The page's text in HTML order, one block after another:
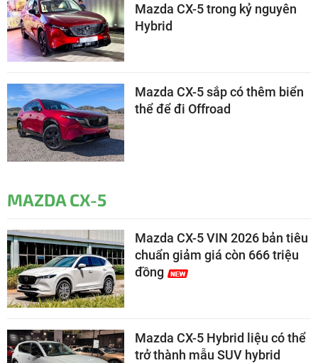
Mazda CX-5 trong kỷ nguyên
Hybrid
Mazda CX-5 sắp có thêm biển
thể để đi Offroad
MAZDA CX-5
Mazda CX-5 VIN 2026 bản tiêu
chuẩn giảm giá còn 666 triệu
đồng
Mazda CX-5 Hybrid liệu có thể
trở thành mẫu SUV hybrid